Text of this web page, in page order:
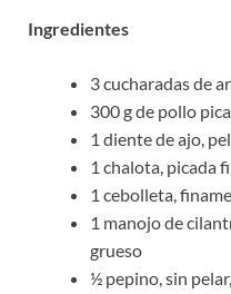
Ingredientes
3 cucharadas de
300 g de pollo
1 diente de ajo,
1 chalota, picada
1 cebolleta,
1 manojo de
grueso
½ pepino, sin